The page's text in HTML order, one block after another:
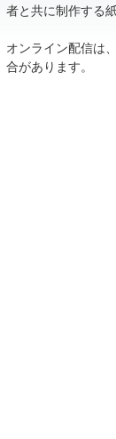
者と共に制作する
オンライン配信は、
合があります。